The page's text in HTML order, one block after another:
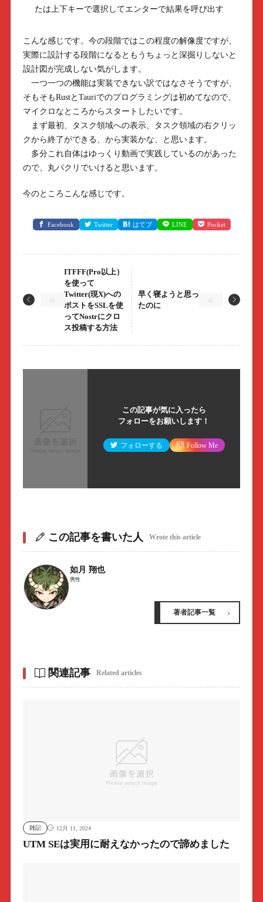
たは上下キーで選択してエンターで結果を呼び出す
こんな感じです。今の段階ではこの程度の解像度ですが、
実際に設計する段階になるともうちょっと深掘りしないと
設計図が完成しない気がします。
一つ一つの機能は実装できない訳ではなさそうですが、
そもそもRustとTauriでのプログラミングは初めてなので、
マイクロなところからスタートしたいです。
まず最初、タスク領域への表示、タスク領域の右クリッ
クから終了ができる、から実装かな、と思います。
多分これ自体はゆっくり動画で実践しているのがあった
ので、丸パクリでいけると思います。
今のところこんな感じです。
Facebook Twitter はてブ LINE Pocket
ITFFF(Pro以上）
を使って
Twitter(現X)への
ポストをSSLを使
ってNostrにクロ
ス投稿する方法
早く寝ようと思っ
たのに
この記事が気に入ったら
フォローをお願いします！
フォローする Follow Me
この記事を書いた人 Wrote this article
如月 翔也
男性
著者記事一覧
関連記事 Related articles
雑記 12月 11, 2024
UTM SEは実用に耐えなかったので諦めました